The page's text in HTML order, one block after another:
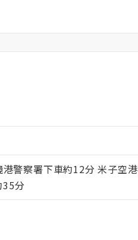
港警察署下車約12分 米子空港
35分